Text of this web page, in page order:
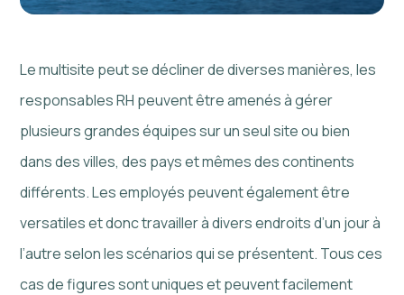
Le multisite peut se décliner de diverses manières, les
responsables RH peuvent être amenés à gérer
plusieurs grandes équipes sur un seul site ou bien
dans des villes, des pays et mêmes des continents
différents. Les employés peuvent également être
versatiles et donc travailler à divers endroits d’un jour à
l’autre selon les scénarios qui se présentent. Tous ces
cas de figures sont uniques et peuvent facilement